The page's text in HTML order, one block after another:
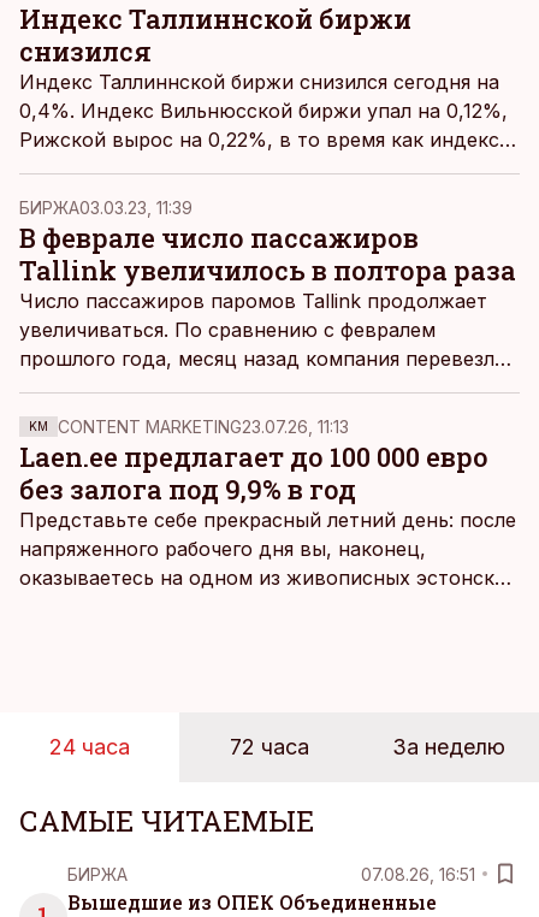
Индекс Таллиннской биржи
снизился
Индекс Таллиннской биржи снизился сегодня на
0,4%. Индекс Вильнюсской биржи упал на 0,12%,
Рижской вырос на 0,22%, в то время как индекс
Балтийской биржи в целом снизился на 0,36%.
БИРЖА03.03.23, 11:39
В феврале число пассажиров
Tallink увеличилось в полтора раза
Число пассажиров паромов Tallink продолжает
увеличиваться. По сравнению с февралем
прошлого года, месяц назад компания перевезла
в полтора раза больше пассажиров.
KM CONTENT MARKETING23.07.26, 11:13
Laen.ee предлагает до 100 000 евро
без залога под 9,9% в год
Представьте себе прекрасный летний день: после
напряженного рабочего дня вы, наконец,
оказываетесь на одном из живописных эстонских
24 часа 72 часа За неделю
САМЫЕ ЧИТАЕМЫЕ
БИРЖА 07.08.26, 16:51
Вышедшие из ОПЕК Объединенные